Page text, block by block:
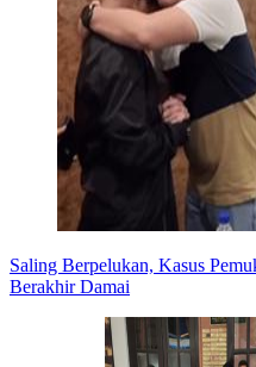
Saling Berpelukan, Kasus
Berakhir Damai